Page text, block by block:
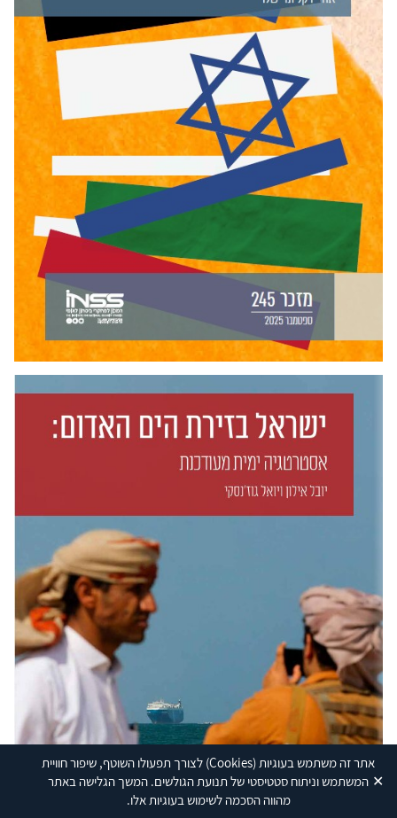
אתר זה משתמש בעוגיות(Cookies) לצורך תפעולו השוטף, שיפור חוויית
המשתמש וניתוח סטטיסטי של תנועת הגולשים. המשך הגלישה באתר
מהווה הסכמה לשימוש בעוגיות אלו.
✕